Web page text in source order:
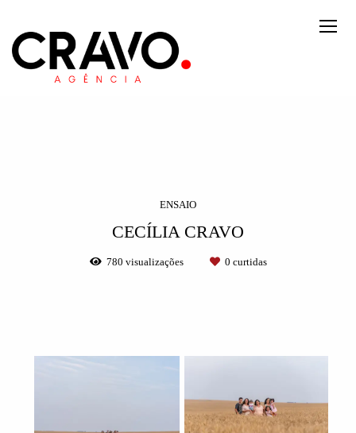
ENSAIO
CECÍLIA CRAVO
780 visualizações 0 curtidas